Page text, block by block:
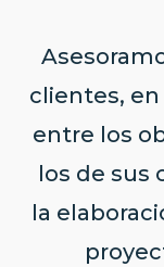
clientes,
entre los
los de sus
la